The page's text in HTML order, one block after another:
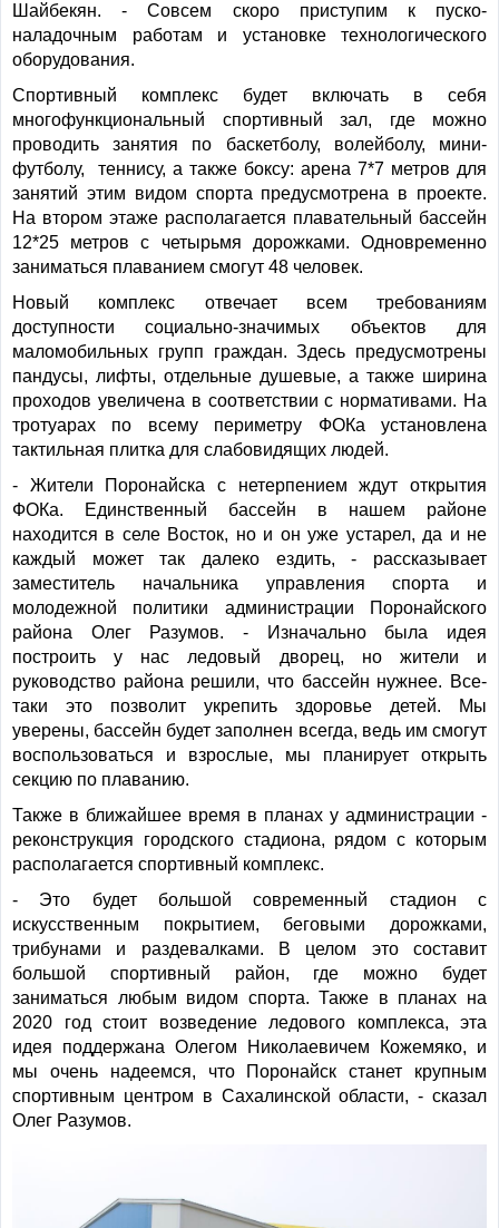
Шайбекян. - Совсем скоро приступим к пуско-
наладочным работам и установке технологического
оборудования.
Спортивный комплекс будет включать в себя
многофункциональный спортивный зал, где можно
проводить занятия по баскетболу, волейболу, мини-
футболу, теннису, а также боксу: арена 7*7 метров для
занятий этим видом спорта предусмотрена в проекте.
На втором этаже располагается плавательный бассейн
12*25 метров с четырьмя дорожками. Одновременно
заниматься плаванием смогут 48 человек.
Новый комплекс отвечает всем требованиям
доступности социально-значимых объектов для
маломобильных групп граждан. Здесь предусмотрены
пандусы, лифты, отдельные душевые, а также ширина
проходов увеличена в соответствии с нормативами. На
тротуарах по всему периметру ФОКа установлена
тактильная плитка для слабовидящих людей.
- Жители Поронайска с нетерпением ждут открытия
ФОКа. Единственный бассейн в нашем районе
находится в селе Восток, но и он уже устарел, да и не
каждый может так далеко ездить, - рассказывает
заместитель начальника управления спорта и
молодежной политики администрации Поронайского
района Олег Разумов. - Изначально была идея
построить у нас ледовый дворец, но жители и
руководство района решили, что бассейн нужнее. Все-
таки это позволит укрепить здоровье детей. Мы
уверены, бассейн будет заполнен всегда, ведь им смогут
воспользоваться и взрослые, мы планирует открыть
секцию по плаванию.
Также в ближайшее время в планах у администрации -
реконструкция городского стадиона, рядом с которым
располагается спортивный комплекс.
- Это будет большой современный стадион с
искусственным покрытием, беговыми дорожками,
трибунами и раздевалками. В целом это составит
большой спортивный район, где можно будет
заниматься любым видом спорта. Также в планах на
2020 год стоит возведение ледового комплекса, эта
идея поддержана Олегом Николаевичем Кожемяко, и
мы очень надеемся, что Поронайск станет крупным
спортивным центром в Сахалинской области, - сказал
Олег Разумов.